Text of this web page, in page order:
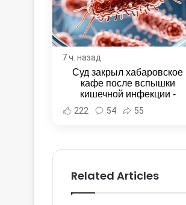
7 ч. назад
Суд закрыл хабаровское
кафе после вспышки
кишечной инфекции -
Новости Хабаровска и
Хабаровского края
222 54 55
Related Articles